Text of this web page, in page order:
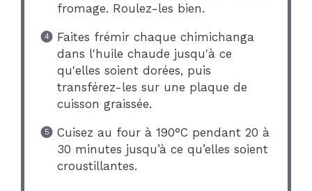
fromage. Roulez-les bien.
Faites frémir chaque chimichanga
dans l'huile chaude jusqu'à ce
qu'elles soient dorées, puis
transférez-les sur une plaque de
cuisson graissée.
Cuisez au four à 190°C pendant 20 à
30 minutes jusqu’à ce qu’elles soient
croustillantes.